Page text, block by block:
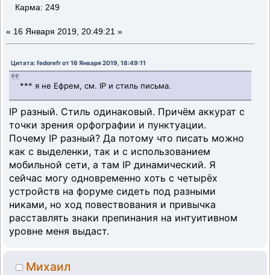
Карма: 249
« 16 Января 2019, 20:49:21 »
Цитата: fedorefr от 16 Января 2019, 18:49:11
*** я не Ефрем, см. IP и стиль письма.
IP разный. Стиль одинаковый. Причём аккурат с
точки зрения орфографии и пунктуации.
Почему IP разный? Да потому что писать можно
как с выделенки, так и с использованием
мобильной сети, а там IP динамический. Я
сейчас могу одновременно хоть с четырёх
устройств на форуме сидеть под разными
никами, но ход повествования и привычка
расставлять знаки препинания на интуитивном
уровне меня выдаст.
Михаил